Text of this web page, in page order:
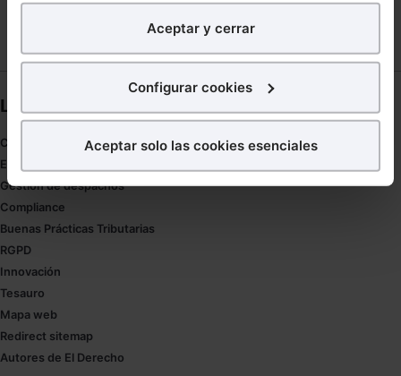
analíticospara tratar demejorar tu experienciaen
nuestra página web. También con fines publicitarios,
para poder mostrarte publicidad y contenidos de tu
¿Qué puedes hacer?
en la web sea óptima
Puedes
todas las cookies excepto aquellas imprescindibles.
También puedes
seleccionar solo aquellas que quieras permitir en tu
navegador. Si no seleccionas ninguna utilizaremos
las que sean indispensables para la navegación.
Saber más acerca de las cookies
Aceptar y cerrar
Configurar cookies
Aceptar solo las cookies esenciales
Links directos
Coronavirus
Estudio de salud abogacía
Gestión de despachos
Compliance
Buenas Prácticas Tributarias
RGPD
Innovación
Tesauro
Mapa web
Redirect sitemap
Autores de El Derecho